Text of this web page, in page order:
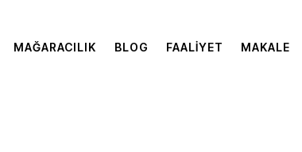
MAĞARACILIK BLOG FAALIYET MAKALE